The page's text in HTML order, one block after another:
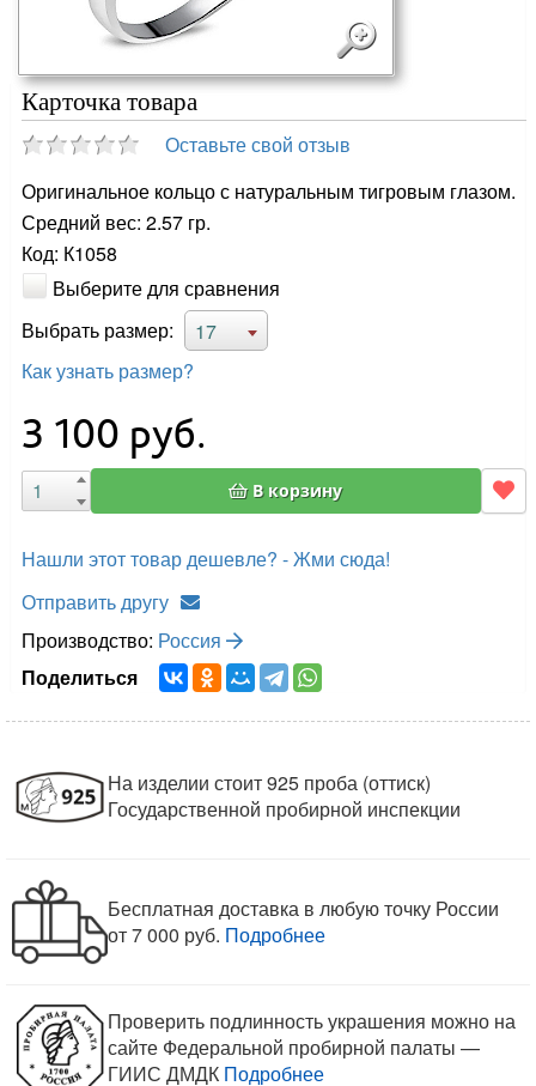
Карточка товара
Оставьте свой отзыв
Оригинальное кольцо с натуральным тигровым глазом.
Средний вес: 2.57 гр.
Код: К1058
Выберите для сравнения
Выбрать размер:
17
Как узнать размер?
3 100 руб.
В корзину
Нашли этот товар дешевле? - Жми сюда!
Отправить другу
Производство: Россия
Поделиться
На изделии стоит 925 проба (оттиск)
Государственной пробирной инспекции
Бесплатная доставка в любую точку России
от 7 000 руб. Подробнее
Проверить подлинность украшения можно на
сайте Федеральной пробирной палаты —
ГИИС ДМДК Подробнее